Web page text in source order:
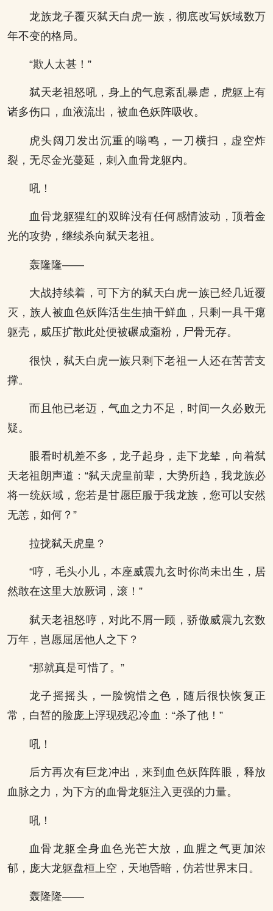
龙族龙子覆灭弑天白虎一族，彻底改写妖域数万
年不变的格局。
“欺人太甚！”
弑天老祖怒吼，身上的气息紊乱暴虐，虎躯上有
诸多伤口，血液流出，被血色妖阵吸收。
虎头阔刀发出沉重的嗡鸣，一刀横扫，虚空炸
裂，无尽金光蔓延，刺入血骨龙躯内。
吼！
血骨龙躯猩红的双眸没有任何感情波动，顶着金
光的攻势，继续杀向弑天老祖。
轰隆隆——
大战持续着，可下方的弑天白虎一族已经几近覆
灭，族人被血色妖阵活生生抽干鲜血，只剩一具干瘪
躯壳，威压扩散此处便被碾成齑粉，尸骨无存。
很快，弑天白虎一族只剩下老祖一人还在苦苦支
撑。
而且他已老迈，气血之力不足，时间一久必败无
疑。
眼看时机差不多，龙子起身，走下龙辇，向着弑
天老祖朗声道：“弑天虎皇前辈，大势所趋，我龙族必
将一统妖域，您若是甘愿臣服于我龙族，您可以安然
无恙，如何？”
拉拢弑天虎皇？
“哼，毛头小儿，本座威震九玄时你尚未出生，居
然敢在这里大放厥词，滚！”
弑天老祖怒哼，对此不屑一顾，骄傲威震九玄数
万年，岂愿屈居他人之下？
“那就真是可惜了。”
龙子摇摇头，一脸惋惜之色，随后很快恢复正
常，白皙的脸庞上浮现残忍冷血：“杀了他！”
吼！
后方再次有巨龙冲出，来到血色妖阵阵眼，释放
血脉之力，为下方的血骨龙躯注入更强的力量。
吼！
血骨龙躯全身血色光芒大放，血腥之气更加浓
郁，庞大龙躯盘桓上空，天地昏暗，仿若世界末日。
轰隆隆——